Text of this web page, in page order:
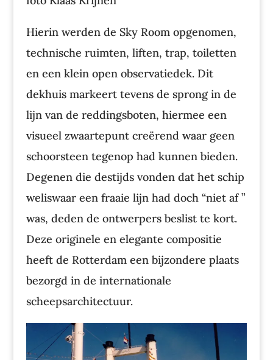
Hierin werden de Sky Room opgenomen,
technische ruimten, liften, trap, toiletten
en een klein open observatiedek. Dit
dekhuis markeert tevens de sprong in de
lijn van de reddingsboten, hiermee een
visueel zwaartepunt creërend waar geen
schoorsteen tegenop had kunnen bieden.
Degenen die destijds vonden dat het schip
weliswaar een fraaie lijn had doch “niet af ”
was, deden de ontwerpers beslist te kort.
Deze originele en elegante compositie
heeft de Rotterdam een bijzondere plaats
bezorgd in de internationale
scheepsarchitectuur.